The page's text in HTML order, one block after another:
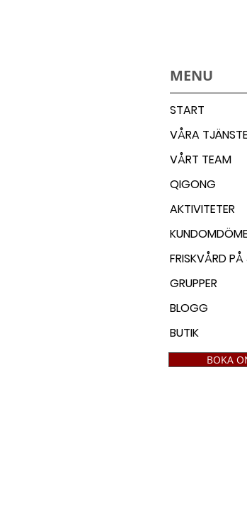
MENU
START
VÅRA
VÅRT TEAM
QIGONG
AKTIVITETER
KUNDOMDÖME
FRISKVÅRD
GRUPPER
BLOGG
BUTIK
BOKA